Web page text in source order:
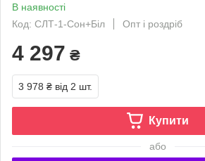
В наявності
Код: СЛТ-1-Сон+Біл
Опт і роздріб
4 297 ₴
3 978 ₴ від 2 шт.
Купити
або